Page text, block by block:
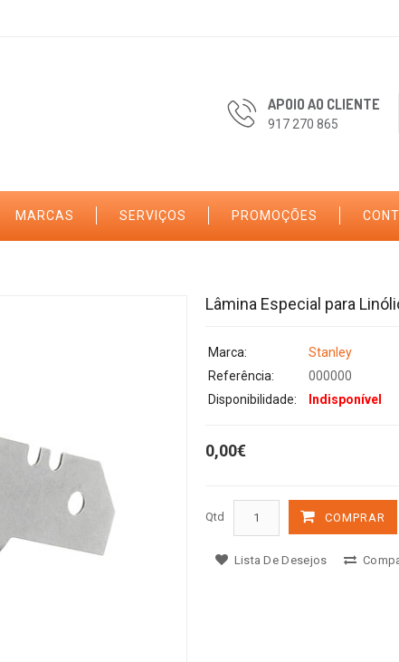
APOIO AO CLIENTE
917 270 865
MARCAS SERVIÇOS PROMOÇÕES
Lâmina Especial para
Marca:
Stanley
Referência:
000000
Disponibilidade:
Indisponível
0,00€
Qtd COMPRAR
Lista De Desejos